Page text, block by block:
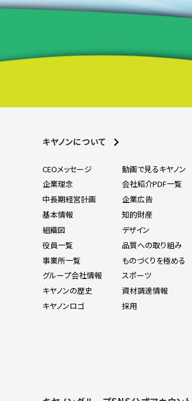
キヤノンについて
CEOメッセージ
企業理念
中長期経営計画
基本情報
組織図
役員一覧
事業所一覧
グループ会社情報
キヤノンの歴史
キヤノンロゴ
動画で見るキヤノン
会社紹介PDF一覧
企業広告
知的財産
デザイン
品質への取り組み
ものづくりを極める
スポーツ
資材調達情報
採用